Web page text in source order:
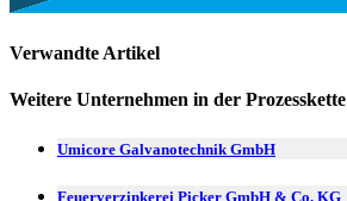
Verwandte Artikel
Weitere Unternehmen in der Prozesskette
Umicore Galvanotechnik GmbH
Feuerverzinkerei Picker GmbH & Co. KG